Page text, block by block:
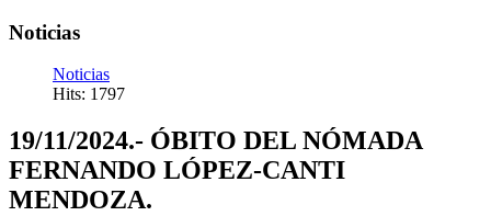
Noticias
Noticias
Hits: 1797
19/11/2024.- ÓBITO DEL NÓMADA
FERNANDO LÓPEZ-CANTI
MENDOZA.